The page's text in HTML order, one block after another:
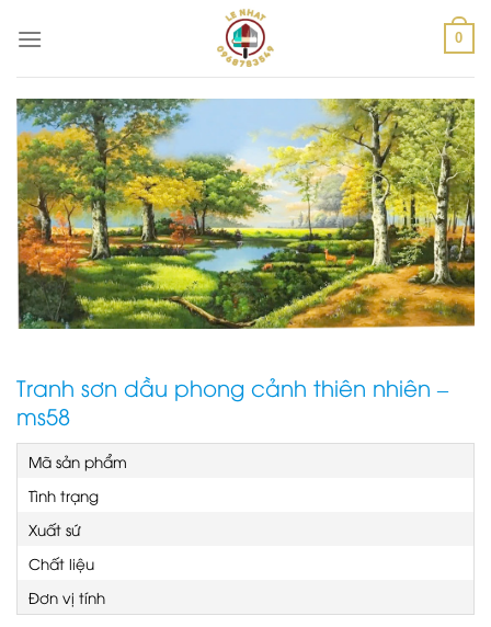
0
Tranh sơn dầu phong cảnh thiên nhiên –
ms58
Mã sản phẩm
Tình trạng
Xuất sứ
Chất liệu
Đơn vị tính